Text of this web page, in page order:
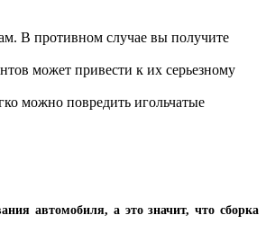
В противном случае вы получите
может привести к их серьезному
можно повредить игольчатые
автомобиля, а это значит, что сборка